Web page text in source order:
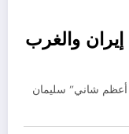
والغرب
شاني” سليمان